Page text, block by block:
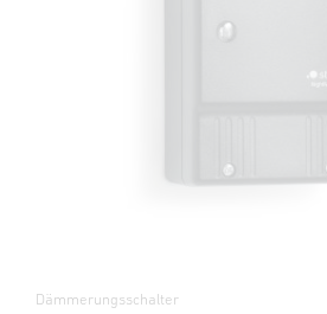
Dämmerungsschalter